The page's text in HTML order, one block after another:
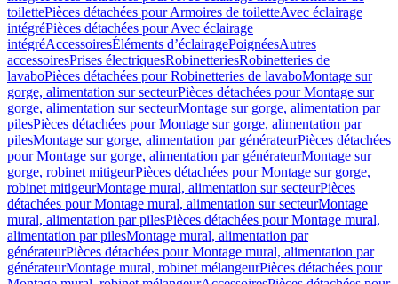
toilettePièces détachées pour Armoires de toiletteAvec éclairage
intégréPièces détachées pour Avec éclairage
intégréAccessoiresÉléments d’éclairagePoignéesAutres
accessoiresPrises électriquesRobinetteriesRobinetteries de
lavaboPièces détachées pour Robinetteries de lavaboMontage sur
gorge, alimentation sur secteurPièces détachées pour Montage sur
gorge, alimentation sur secteurMontage sur gorge, alimentation par
pilesPièces détachées pour Montage sur gorge, alimentation par
pilesMontage sur gorge, alimentation par générateurPièces détachées
pour Montage sur gorge, alimentation par générateurMontage sur
gorge, robinet mitigeurPièces détachées pour Montage sur gorge,
robinet mitigeurMontage mural, alimentation sur secteurPièces
détachées pour Montage mural, alimentation sur secteurMontage
mural, alimentation par pilesPièces détachées pour Montage mural,
alimentation par pilesMontage mural, alimentation par
générateurPièces détachées pour Montage mural, alimentation par
générateurMontage mural, robinet mélangeurPièces détachées pour